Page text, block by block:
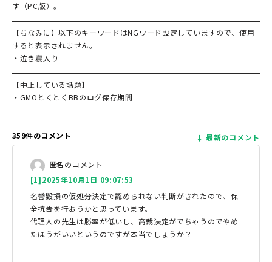
す（PC版）。
【ちなみに】以下のキーワードはNGワード設定していますので、使用
すると表示されません。
・泣き寝入り
【中止している話題】
・GMOとくとくBBのログ保存期間
359件のコメント 最新のコメント
匿名のコメント｜
[1]2025年10月1日 09:07:53
名誉毀損の仮処分決定で認められない判断がされたので、保
全抗告を行おうかと思っています。
代理人の先生は勝率が低いし、高裁決定がでちゃうのでやめ
たほうがいいというのですが本当でしょうか？